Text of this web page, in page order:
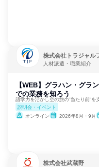
株式会社トラジャル
人材派遣・職業紹介
【WEB】グラハン・グラ
での業務を知ろう
語学力を活かし空の旅の”当たり前”を
説明会・イベント
オンライン
2026年8月・9月
株式会社武蔵野